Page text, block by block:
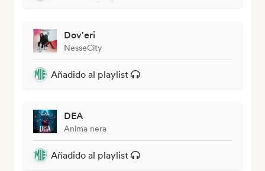
Dov'eri
NesseCity
Añadido al playlist
DEA
Anima nera
Añadido al playlist